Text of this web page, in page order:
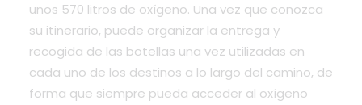
unos 570 litros de oxígeno. Una vez que conozca
su itinerario, puede organizar la entrega y
recogida de las botellas una vez utilizadas en
cada uno de los destinos a lo largo del camino, de
forma que siempre pueda acceder al oxígeno